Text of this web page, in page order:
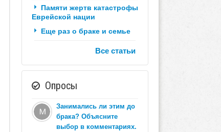
Памяти жертв катастрофы
Еврейской нации
Еще раз о браке и семье
Все статьи
Опросы
Занимались ли этим до
брака? Объясните
выбор в комментариях.